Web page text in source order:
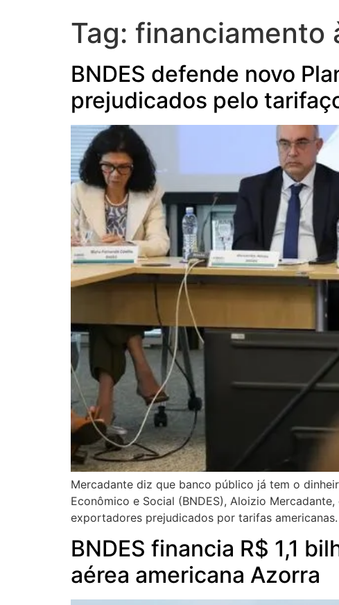
Tag: financiamento
BNDES defende novo
prejudicados pelo
Mercadante diz que banco público já tem o
Econômico e Social (BNDES), Aloizio
exportadores prejudicados por tarifas
BNDES financia R$ 1,1
aérea americana Azorra